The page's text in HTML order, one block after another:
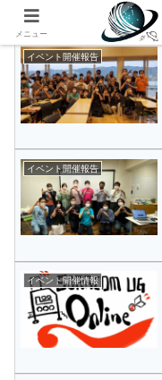
イベント開催報告
イベント開催報告
イベント開催情報
メニュー